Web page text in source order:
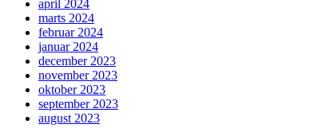
april 2024
marts 2024
februar 2024
januar 2024
december 2023
november 2023
oktober 2023
september 2023
august 2023